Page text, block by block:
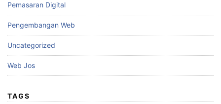
Pemasaran Digital
Pengembangan Web
Uncategorized
Web Jos
TAGS